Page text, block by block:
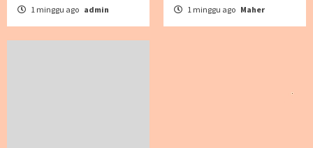
1 minggu ago admin 1 minggu ago Maher